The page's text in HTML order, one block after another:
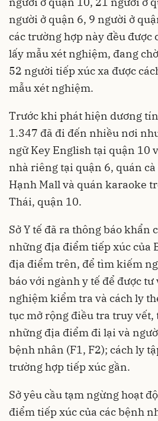
người ở quận 6, 9 người ở
các trường hợp này đều được
lấy mẫu xét nghiệm, đang
52 người tiếp xúc xa được
mẫu xét nghiệm.
Trước khi phát hiện dương
1.347 đã đi đến nhiều nơi
ngữ Key English tại quận 10
nhà riêng tại quận 6, quán
Hạnh Mall và quán karaoke
Thái, quận 10.
Sở Y tế đã ra thông báo khẩn
những địa điểm tiếp xúc của
địa điểm trên, để tìm kiếm
báo với ngành y tế để được tư
nghiệm kiểm tra và cách ly
tục mở rộng điều tra truy vết,
những địa điểm đi lại và
bệnh nhân (F1, F2); cách ly
trường hợp tiếp xúc gần.
Sở yêu cầu tạm ngừng hoạt
điểm tiếp xúc của các bệnh